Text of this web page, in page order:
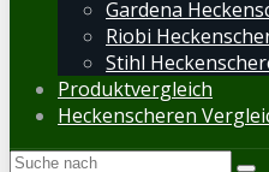
Gardena
Riobi
Stihl
Produktvergleich
Heckenscheren